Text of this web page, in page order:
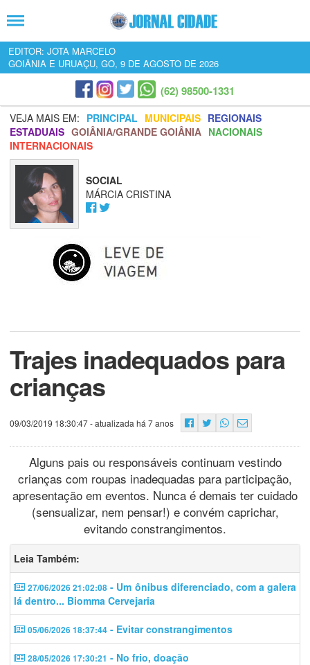
EDITOR: JOTA MARCELO
GOIÂNIA E URUAÇU, GO, 9 DE AGOSTO DE 2026
(62) 98500-1331
VEJA MAIS EM: PRINCIPAL MUNICIPAIS REGIONAIS
ESTADUAIS GOIÂNIA/GRANDE GOIÂNIA NACIONAIS
INTERNACIONAIS
SOCIAL
MÁRCIA CRISTINA
Trajes inadequados para
crianças
09/03/2019 18:30:47- atualizada há 7 anos
Alguns pais ou responsáveis continuam vestindo
crianças com roupas inadequadas para participação,
apresentação em eventos. Nunca é demais ter cuidado
(sensualizar, nem pensar!) e convém caprichar,
evitando constrangimentos.
Leia Também:
27/06/2026 21:02:08 - Um ônibus diferenciado, com a galera
lá dentro... Biomma Cervejaria
05/06/2026 18:37:44 - Evitar constrangimentos
28/05/2026 17:30:21 - No frio, doação